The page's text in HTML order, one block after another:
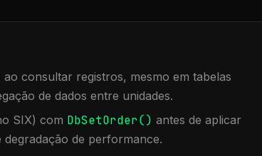
ao consultar registros, mesmo em tabelas
de dados entre unidades.
SIX) com DbSetOrder() antes de aplicar
de performance.